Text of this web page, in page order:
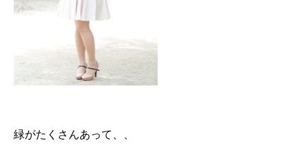
緑がたくさんあって、、